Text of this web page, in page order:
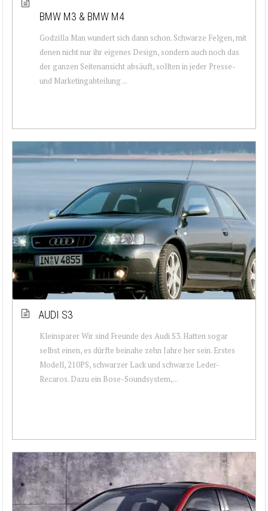
BMW M3 & BMW M4
Godzilla Man wundert sich dann schon. Schwarze Felgen, mit
denen nicht nur ihr eigenes Design, sondern auch noch das
der ganzen Seitenansicht absäuft, sollten in jeder Presse-
und Marketingabteilung ...
AUDI S3
Kleinsparer Wir sind Freunde des Audi S3. Hatten sogar
selbst einen, es dürfte beinahe zehn Jahre her sein. Erstes
Modell, 210PS, schwarzer Lack und schwarze Leder-
Recaros. Dazu ein Bose-Soundsystem,...